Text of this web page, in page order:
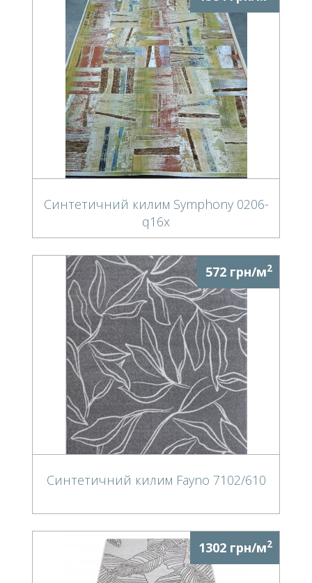
Синтетичний килим Symphony 0206-
q16x
572 грн/м2
Синтетичний килим Fayno 7102/610
1302 грн/м2